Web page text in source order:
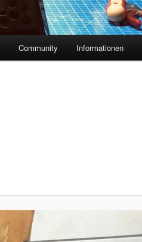
Community Informationen